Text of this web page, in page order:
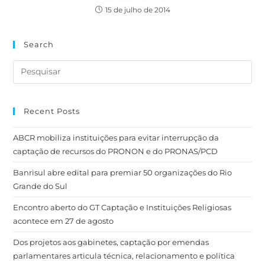
15 de julho de 2014
Search
Recent Posts
ABCR mobiliza instituições para evitar interrupção da
captação de recursos do PRONON e do PRONAS/PCD
Banrisul abre edital para premiar 50 organizações do Rio
Grande do Sul
Encontro aberto do GT Captação e Instituições Religiosas
acontece em 27 de agosto
Dos projetos aos gabinetes, captação por emendas
parlamentares articula técnica, relacionamento e política